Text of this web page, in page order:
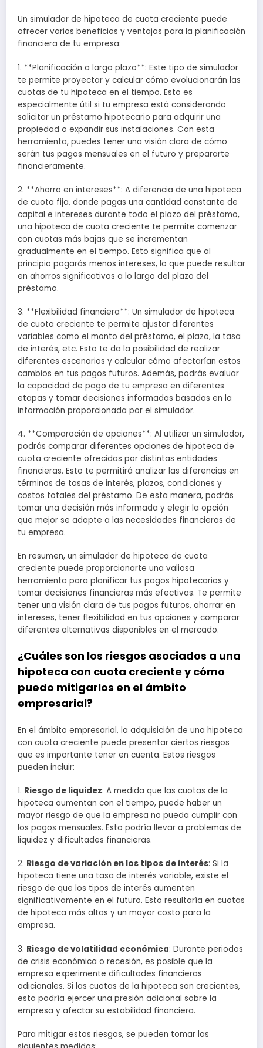
Un simulador de hipoteca de cuota creciente puede
ofrecer varios beneficios y ventajas para la planificación
financiera de tu empresa:
1. **Planificación a largo plazo**: Este tipo de simulador
te permite proyectar y calcular cómo evolucionarán las
cuotas de tu hipoteca en el tiempo. Esto es
especialmente útil si tu empresa está considerando
solicitar un préstamo hipotecario para adquirir una
propiedad o expandir sus instalaciones. Con esta
herramienta, puedes tener una visión clara de cómo
serán tus pagos mensuales en el futuro y prepararte
financieramente.
2. **Ahorro en intereses**: A diferencia de una hipoteca
de cuota fija, donde pagas una cantidad constante de
capital e intereses durante todo el plazo del préstamo,
una hipoteca de cuota creciente te permite comenzar
con cuotas más bajas que se incrementan
gradualmente en el tiempo. Esto significa que al
principio pagarás menos intereses, lo que puede resultar
en ahorros significativos a lo largo del plazo del
préstamo.
3. **Flexibilidad financiera**: Un simulador de hipoteca
de cuota creciente te permite ajustar diferentes
variables como el monto del préstamo, el plazo, la tasa
de interés, etc. Esto te da la posibilidad de realizar
diferentes escenarios y calcular cómo afectarían estos
cambios en tus pagos futuros. Además, podrás evaluar
la capacidad de pago de tu empresa en diferentes
etapas y tomar decisiones informadas basadas en la
información proporcionada por el simulador.
4. **Comparación de opciones**: Al utilizar un simulador,
podrás comparar diferentes opciones de hipoteca de
cuota creciente ofrecidas por distintas entidades
financieras. Esto te permitirá analizar las diferencias en
términos de tasas de interés, plazos, condiciones y
costos totales del préstamo. De esta manera, podrás
tomar una decisión más informada y elegir la opción
que mejor se adapte a las necesidades financieras de
tu empresa.
En resumen, un simulador de hipoteca de cuota
creciente puede proporcionarte una valiosa
herramienta para planificar tus pagos hipotecarios y
tomar decisiones financieras más efectivas. Te permite
tener una visión clara de tus pagos futuros, ahorrar en
intereses, tener flexibilidad en tus opciones y comparar
diferentes alternativas disponibles en el mercado.
¿Cuáles son los riesgos asociados a una
hipoteca con cuota creciente y cómo
puedo mitigarlos en el ámbito
empresarial?
En el ámbito empresarial, la adquisición de una hipoteca
con cuota creciente puede presentar ciertos riesgos
que es importante tener en cuenta. Estos riesgos
pueden incluir:
1. Riesgo de liquidez: A medida que las cuotas de la
hipoteca aumentan con el tiempo, puede haber un
mayor riesgo de que la empresa no pueda cumplir con
los pagos mensuales. Esto podría llevar a problemas de
liquidez y dificultades financieras.
2. Riesgo de variación en los tipos de interés: Si la
hipoteca tiene una tasa de interés variable, existe el
riesgo de que los tipos de interés aumenten
significativamente en el futuro. Esto resultaría en cuotas
de hipoteca más altas y un mayor costo para la
empresa.
3. Riesgo de volatilidad económica: Durante periodos
de crisis económica o recesión, es posible que la
empresa experimente dificultades financieras
adicionales. Si las cuotas de la hipoteca son crecientes,
esto podría ejercer una presión adicional sobre la
empresa y afectar su estabilidad financiera.
Para mitigar estos riesgos, se pueden tomar las